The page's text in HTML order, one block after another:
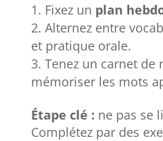
Fixez un plan
Alternez entre
et pratique orale.
Tenez un carnet de
mémoriser les mots
Étape clé : ne pas se
Complétez par des